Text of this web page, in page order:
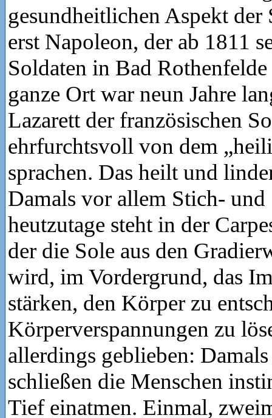
gesundheitlichen Aspekt der
erst Napoleon, der ab 1811
Soldaten in Bad
ganze Ort war neun Jahre
Lazarett der französischen
ehrfurchtsvoll von dem
sprachen. Das heilt und
Damals vor allem Stich- und
heutzutage steht in der
der die Sole aus den
wird, im Vordergrund, das
stärken, den Körper zu
Körperverspannungen zu
allerdings geblieben:
schließen die Menschen
Tief einatmen. Einmal,